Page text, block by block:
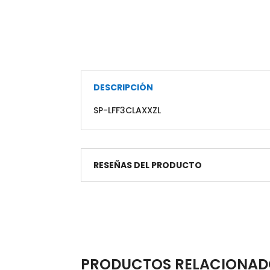
DESCRIPCIÓN
SP-LFF3CLAXXZL
RESEÑAS DEL PRODUCTO
PRODUCTOS